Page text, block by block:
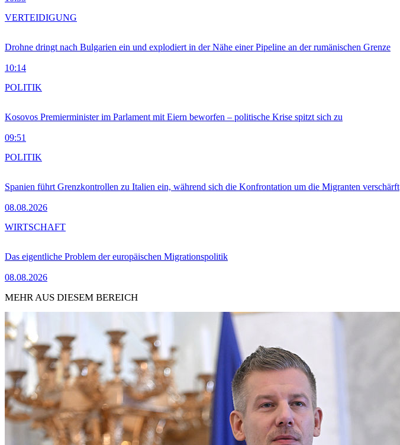
Drohne dringt nach Bulgarien ein und explodiert in der Nähe einer Pipeline an der rumänischen Grenze
10:14
VERTEIDIGUNG
Kosovos Premierminister im Parlament mit Eiern beworfen – politische Krise spitzt sich zu
09:51
POLITIK
Spanien führt Grenzkontrollen zu Italien ein, während sich die Konfrontation um die Migranten verschärft
08.08.2026
POLITIK
Das eigentliche Problem der europäischen Migrationspolitik
08.08.2026
WIRTSCHAFT
MEHR AUS DIESEM BEREICH